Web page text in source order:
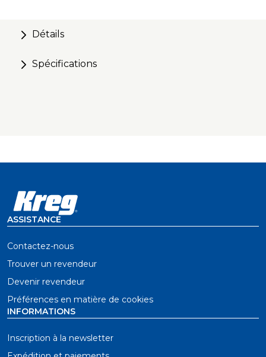
de poche
Détails
Spécifications
ASSISTANCE
Contactez-nous
Trouver un revendeur
Devenir revendeur
Préférences en matière de cookies
INFORMATIONS
Inscription à la newsletter